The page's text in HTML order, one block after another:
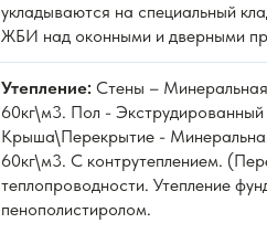
укладываются на специальный
ЖБИ над оконными и дверными
Утепление: Стены –
60кг\м3. Пол -
Крыша\Перекрытие -
60кг\м3. С контрутеплением.
теплопроводности. Утепление
пенополистиролом.